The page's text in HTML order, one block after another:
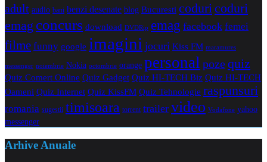
adult audio bani benzi desenate blog Bucuresti coduricoduri
emag concurs download DVDRip emag facebook femei
filme funny google imagini jocuri Kiss FM maramures
messenger noiembrie Nokia octombrie orange personal pozequiz
Quiz Comert Online Quiz Gadget Quiz HI-TECH Biz Quiz HI-TECH
Oameni Quiz Internet Quiz KissFM Quiz Tehnologie raspunsuri
romania sugestii timisoara torrent trailer video Vodafone yahoo
messenger
Arhive Anuale